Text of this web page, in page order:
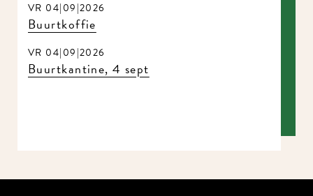
VR 04|09|2026
Buurtkoffie
VR 04|09|2026
Buurtkantine, 4 sept